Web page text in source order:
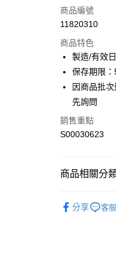
信用卡一次付款
LINE Pay
Apple Pay
街口支付
全盈+PAY
運送方式
全家付款取貨
商品編號
11820310
商品特色
製造/有效
保存期限
因商品批
先詢問
銷售重點
S00030623
商品相關分
分享 客服